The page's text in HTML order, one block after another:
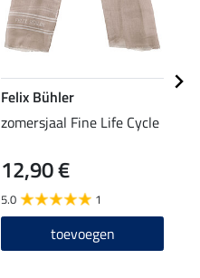
Felix Bühler
zomersjaal Fine Life Cycle
12,90 €
5.0 1
toevoegen